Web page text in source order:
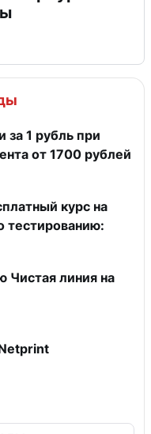
за 1 рубль при
от 1700 рублей
курс на
тестированию:
Чистая линия на